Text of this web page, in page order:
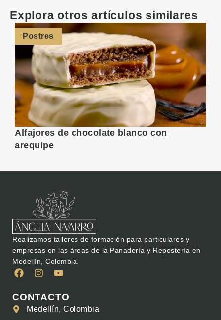
Explora otros artículos similares
Postres
Alfajores de chocolate blanco con
arequipe
Realizamos talleres de formación para particulares y
empresas en las áreas de la Panadería y Repostería en
Medellín, Colombia.
CONTACTO
Medellín, Colombia